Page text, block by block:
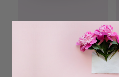
Schmuckset - ARMY